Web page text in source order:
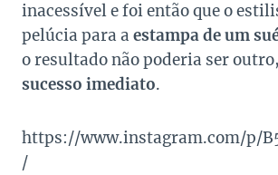
inacessível e foi então que o
pelúcia para a estampa de um
o resultado não poderia ser
sucesso imediato.
https://www.instagram.com/p/
/